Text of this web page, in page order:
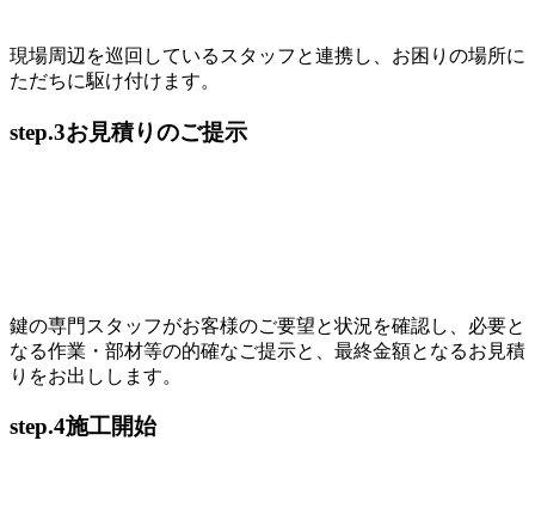
現場周辺を巡回しているスタッフと連携し、お困りの場所に
ただちに駆け付けます。
step.3お見積りのご提示
鍵の専門スタッフがお客様のご要望と状況を確認し、必要と
なる作業・部材等の的確なご提示と、最終金額となるお見積
りをお出しします。
step.4施工開始